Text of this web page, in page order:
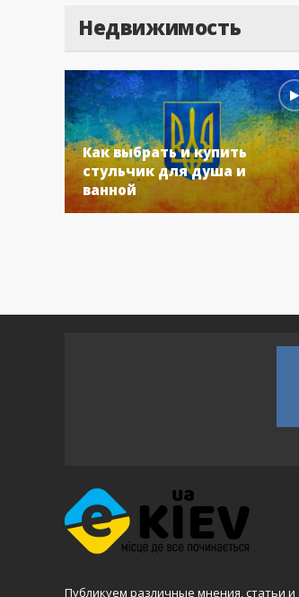
Недвижимость
Как выбрать и купить
стульчик для душа и
ванной
Публикуем различные мнения, статьи и